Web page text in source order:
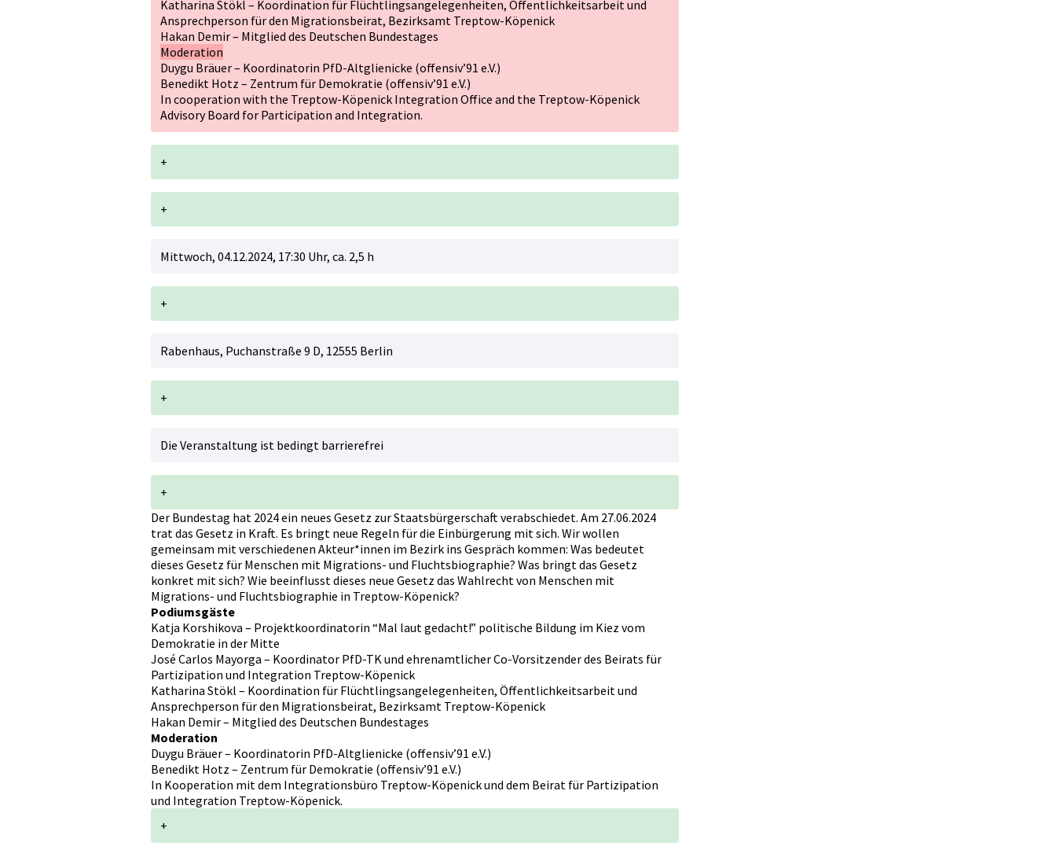
Katharina Stökl – Koordination für Flüchtlingsangelegenheiten, Öffentlichkeitsarbeit und
Ansprechperson für den Migrationsbeirat, Bezirksamt Treptow-Köpenick
Hakan Demir – Mitglied des Deutschen Bundestages
Moderation
Duygu Bräuer – Koordinatorin PfD-Altglienicke (offensiv’91 e.V.)
Benedikt Hotz – Zentrum für Demokratie (offensiv’91 e.V.)
In cooperation with the Treptow-Köpenick Integration Office and the Treptow-Köpenick
Advisory Board for Participation and Integration.
+
+
Mittwoch, 04.12.2024, 17:30 Uhr, ca. 2,5 h
+
Rabenhaus, Puchanstraße 9 D, 12555 Berlin
+
Die Veranstaltung ist bedingt barrierefrei
+
Der Bundestag hat 2024 ein neues Gesetz zur Staatsbürgerschaft verabschiedet. Am 27.06.2024
trat das Gesetz in Kraft. Es bringt neue Regeln für die Einbürgerung mit sich. Wir wollen
gemeinsam mit verschiedenen Akteur*innen im Bezirk ins Gespräch kommen: Was bedeutet
dieses Gesetz für Menschen mit Migrations- und Fluchtsbiographie? Was bringt das Gesetz
konkret mit sich? Wie beeinflusst dieses neue Gesetz das Wahlrecht von Menschen mit
Migrations- und Fluchtsbiographie in Treptow-Köpenick?
Podiumsgäste
Katja Korshikova – Projektkoordinatorin “Mal laut gedacht!” politische Bildung im Kiez vom
Demokratie in der Mitte
José Carlos Mayorga – Koordinator PfD-TK und ehrenamtlicher Co-Vorsitzender des Beirats für
Partizipation und Integration Treptow-Köpenick
Katharina Stökl – Koordination für Flüchtlingsangelegenheiten, Öffentlichkeitsarbeit und
Ansprechperson für den Migrationsbeirat, Bezirksamt Treptow-Köpenick
Hakan Demir – Mitglied des Deutschen Bundestages
Moderation
Duygu Bräuer – Koordinatorin PfD-Altglienicke (offensiv’91 e.V.)
Benedikt Hotz – Zentrum für Demokratie (offensiv’91 e.V.)
In Kooperation mit dem Integrationsbüro Treptow-Köpenick und dem Beirat für Partizipation
und Integration Treptow-Köpenick.
+